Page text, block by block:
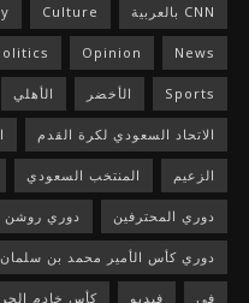
CNN بالعربية Culture
News
Opinion
Sports الأخضر الأهلي
الاتحاد السعودي لكرة القدم
الزعيم المنتخب السعودي
دوري المحترفين دوري روشن
دوري كأس الأمير محمد بن سلمان
في فيديو كأس خادم